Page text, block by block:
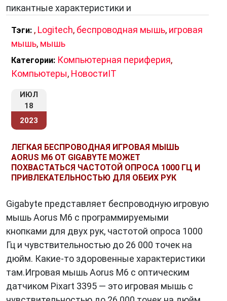
пикантные характеристики и
Тэги: , Logitech, беспроводная мышь, игровая
мышь, мышь
Категории: Компьютерная периферия,
Компьютеры, НовостиIT
ИЮЛ
18
2023
ЛЕГКАЯ БЕСПРОВОДНАЯ ИГРОВАЯ МЫШЬ
AORUS M6 ОТ GIGABYTE МОЖЕТ
ПОХВАСТАТЬСЯ ЧАСТОТОЙ ОПРОСА 1000 ГЦ И
ПРИВЛЕКАТЕЛЬНОСТЬЮ ДЛЯ ОБЕИХ РУК
Gigabyte представляет беспроводную игровую
мышь Aorus M6 с программируемыми
кнопками для двух рук, частотой опроса 1000
Гц и чувствительностью до 26 000 точек на
дюйм. Какие-то здоровенные характеристики
там.Игровая мышь Aorus M6 с оптическим
датчиком Pixart 3395 — это игровая мышь с